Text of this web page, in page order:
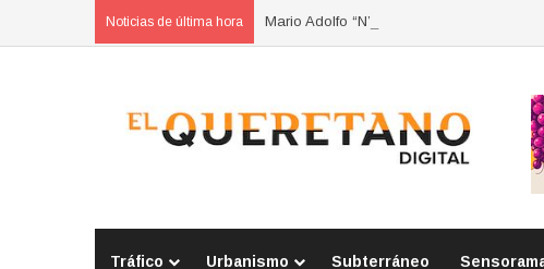
Noticias de última hora Mario Adolfo “N” vinculado a proceso
Tráfico Urbanismo Subterráneo